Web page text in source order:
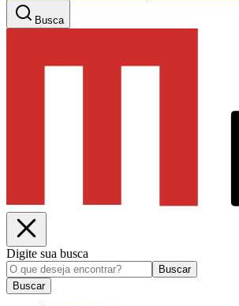
Busca
Digite sua busca
Buscar
Buscar